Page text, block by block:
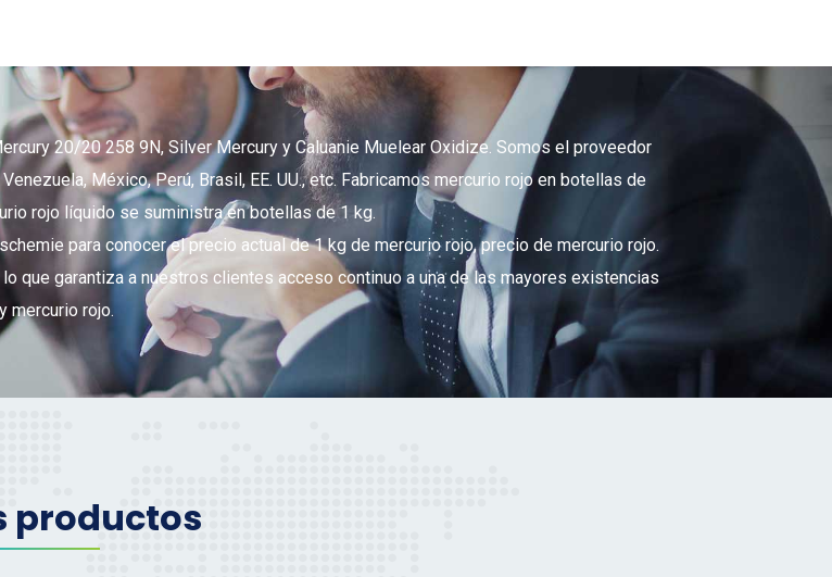
20/20 258 9N, Silver Mercury y Caluanie Muelear Oxidize. Somos el proveedor
México, Perú, Brasil, EE. UU., etc. Fabricamos mercurio rojo en botellas de
rojo líquido se suministra en botellas de 1 kg.
para conocer el precio actual de 1 kg de mercurio rojo, precio de mercurio rojo.
que garantiza a nuestros clientes acceso continuo a una de las mayores existencias
mercurio rojo.
productos